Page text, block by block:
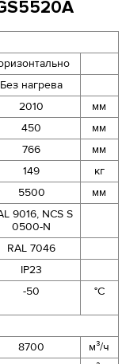
Без нагрева
2010
мм
450
мм
766
мм
149
кг
5500
мм
9016, NCS S
0500-N
RAL 7046
IP23
-50 °C
8700
м³/ч